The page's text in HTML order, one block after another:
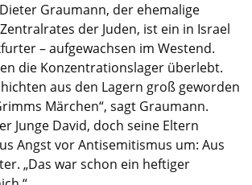
Blogs
Dieter Graumann, der ehemalige
der Juden, ist ein in Israel
– aufgewachsen im Westend.
die Konzentrationslager überlebt.
aus den Lagern groß geworden
Märchen“, sagt Graumann.
Junge David, doch seine Eltern
Angst vor Antisemitismus um: Aus
„Das war schon ein heftiger